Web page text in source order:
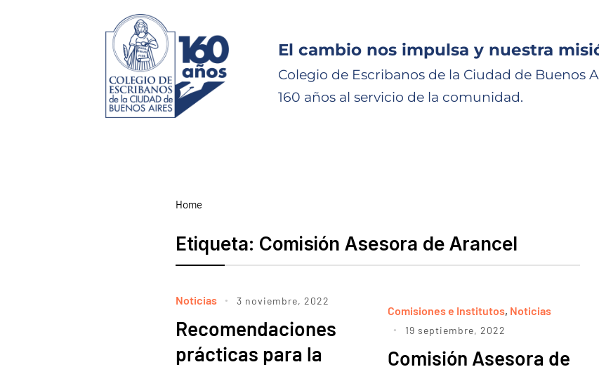
El cambio nos impulsa y nuestra
Colegio de Escribanos de la Ciudad de Buenos
160 años al servicio de la comunidad.
Home
Etiqueta: Comisión Asesora de Arancel
Noticias 3 noviembre, 2022
Recomendaciones
prácticas para la
Comisiones e Institutos, Noticias
19 septiembre, 2022
Comisión Asesora de